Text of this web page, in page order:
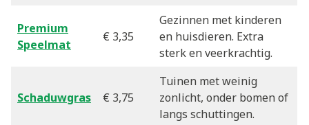
Premium
Speelmat
€ 3,35
Gezinnen met kinderen
en huisdieren. Extra
sterk en veerkrachtig.
Schaduwgras € 3,75
Tuinen met weinig
zonlicht, onder bomen of
langs schuttingen.